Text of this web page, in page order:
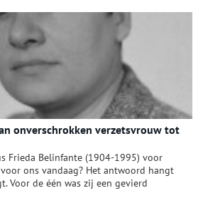
onverschrokken verzetsvrouw tot
Frieda Belinfante (1904-1995) voor
ons vandaag? Het antwoord hangt
Voor de één was zij een gevierd